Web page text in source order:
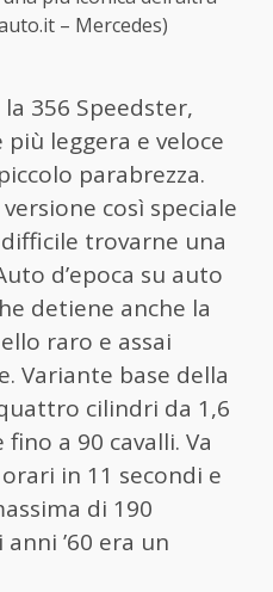
– Mercedes)
356 Speedster,
leggera e veloce
parabrezza.
così speciale
trovarne una
d’epoca su auto
detiene anche la
raro e assai
Variante base della
cilindri da 1,6
a 90 cavalli. Va
in 11 secondi e
di 190
’60 era un